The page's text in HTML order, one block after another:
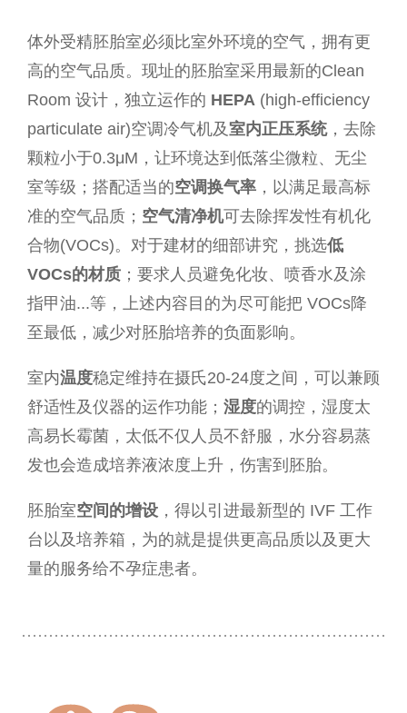
体外受精胚胎室必须比室外环境的空气，拥有更
高的空气品质。现址的胚胎室采用最新的Clean
Room 设计，独立运作的 HEPA (high-efficiency
particulate air)空调冷气机及室内正压系统，去除
颗粒小于0.3μM，让环境达到低落尘微粒、无尘
室等级；搭配适当的空调换气率 ，以满足最高标
准的空气品质； 空气清净机可去除挥发性有机化
合物(VOCs)。对于建材的细部讲究，挑选低
VOCs的材质 ；要求人员避免化妆、喷香水及涂
指甲油...等，上述内容目的为尽可能把 VOCs降
至最低，减少对胚胎培养的负面影响。
室内温度稳定维持在摄氏20-24度之间，可以兼顾
舒适性及仪器的运作功能； 湿度的调控，湿度太
高易长霉菌，太低不仅人员不舒服，水分容易蒸
发也会造成培养液浓度上升，伤害到胚胎。
胚胎室空间的增设 ，得以引进最新型的 IVF 工作
台以及培养箱，为的就是提供更高品质以及更大
量的服务给不孕症患者。